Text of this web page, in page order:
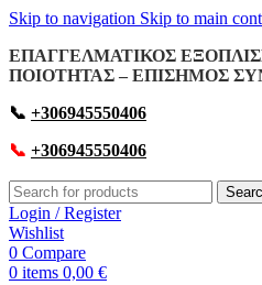
Skip to navigation Skip to main
ΕΠΑΓΓΕΛΜΑΤΙΚΟΣ
ΠΟΙΟΤΗΤΑΣ – ΕΠΙΣΗΜΟΣ
📞 +306945550406
📞 +306945550406
Login / Register
Wishlist
0 Compare
0 items 0,00 €